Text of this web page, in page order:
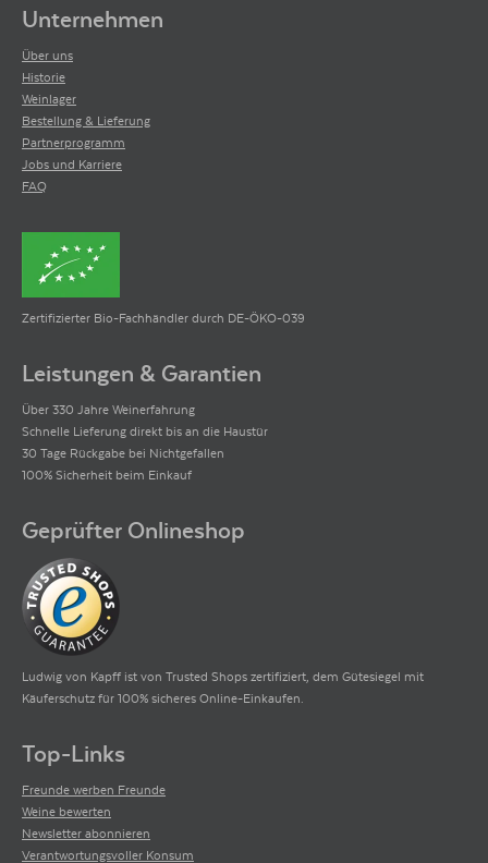
Unternehmen
Über uns
Historie
Weinlager
Bestellung & Lieferung
Partnerprogramm
Jobs und Karriere
FAQ
Zertifizierter Bio-Fachhändler durch DE-ÖKO-039
Leistungen & Garantien
Über 330 Jahre Weinerfahrung
Schnelle Lieferung direkt bis an die Haustür
30 Tage Rückgabe bei Nichtgefallen
100% Sicherheit beim Einkauf
Geprüfter Onlineshop
Ludwig von Kapff ist von Trusted Shops zertifiziert, dem Gütesiegel mit
Käuferschutz für 100% sicheres Online-Einkaufen.
Top-Links
Freunde werben Freunde
Weine bewerten
Newsletter abonnieren
Verantwortungsvoller Konsum